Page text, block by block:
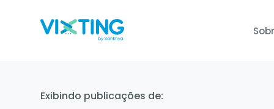
Atua na diminuição da margem de
Exibindo publicações de: